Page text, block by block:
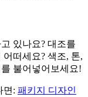
있나요? 대조를
떠세요? 색조, 톤,
불어넣어보세요!
면: 패키지 디자인